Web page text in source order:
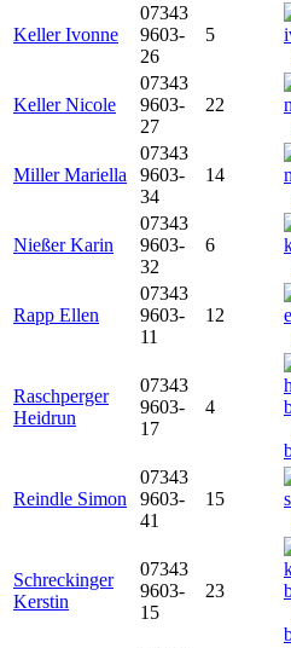
Keller Ivonne
07343
9603-
26
5
Keller Nicole
07343
9603-
27
22
Miller Mariella
07343
9603-
34
14
Nießer Karin
07343
9603-
32
6
Rapp Ellen
07343
9603-
11
12
Raschperger
Heidrun
07343
9603-
17
4
Reindle Simon
07343
9603-
41
15
Schreckinger
Kerstin
07343
9603-
15
23